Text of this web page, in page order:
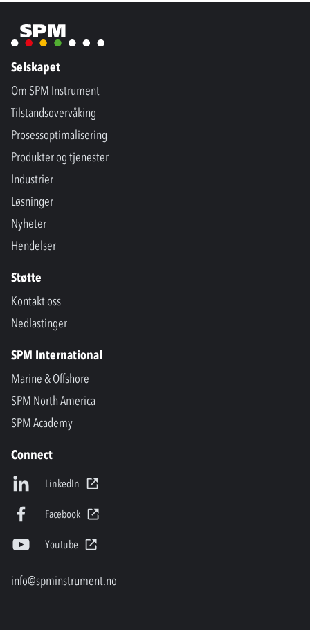
Selskapet
Om SPM Instrument
Tilstandsovervåking
Prosessoptimalisering
Produkter og tjenester
Industrier
Løsninger
Nyheter
Hendelser
Støtte
Kontakt oss
Nedlastinger
SPM International
Marine & Offshore
SPM North America
SPM Academy
Connect
LinkedIn
Facebook
Youtube
info@spminstrument.no